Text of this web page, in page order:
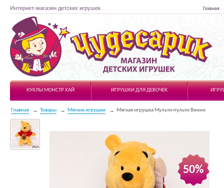
Интернет-магазин детских игрушек Главная
Чудесарик
КУКЛЫ МОНСТР ХАЙ
ИГРУШКИ ДЛЯ ДЕВОЧЕК
Главная Товары Мягкие игрушки Мягкая игрушка Мульти-пульти Винни
50%